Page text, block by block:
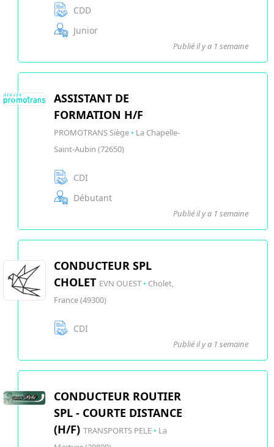
CDD
Junior
Publié il y a 1 semaine
ASSISTANT DE
FORMATION H/F
PROMOTRANS Siège • La Chapelle-
Saint-Aubin (72650)
CDI
Débutant
Publié il y a 1 semaine
CONDUCTEUR SPL
CHOLET EVN OUEST • Cholet,
France (49300)
CDI
Publié il y a 1 semaine
CONDUCTEUR ROUTIER
SPL - COURTE DISTANCE
(H/F) TRANSPORTS PELE • La